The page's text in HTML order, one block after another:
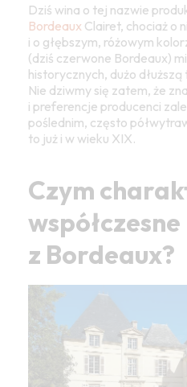
Dziś wina o tej nazwie
Bordeaux Clairet, chociaż o
i o głębszym, różowym
(dziś czerwone Bordeaux)
historycznych, dużo
Nie dziwmy się zatem, że
i preferencje producenci
poślednim, często
to już i w wieku XIX.
Czym
z Bordeaux?